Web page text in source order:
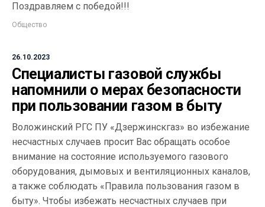
Поздравляем с победой!!!
Общество
26.10.2023
Специалисты газовой службы
напомнили о мерах безопасности
при пользовании газом в быту
Воложинский РГС ПУ «Дзержинскгаз» во избежание
несчастных случаев просит Вас обращать особое
внимание на состояние используемого газового
оборудования, дымовых и вентиляционных каналов,
а также соблюдать «Правила пользования газом в
быту». Чтобы избежать несчастных случаев при